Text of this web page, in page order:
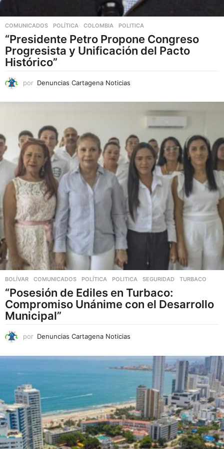
COMUNICADOS ,POLÍTICA COLOMBIA ,POLITICA
“Presidente Petro Propone Congreso
Progresista y Unificación del Pacto
Histórico”
por Denuncias Cartagena Noticias
BOLÍVAR ,COMUNICADOS ,POLÍTICA POLITICA ,SEGURIDAD ,TURBACO
“Posesión de Ediles en Turbaco:
Compromiso Unánime con el Desarrollo
Municipal”
por Denuncias Cartagena Noticias